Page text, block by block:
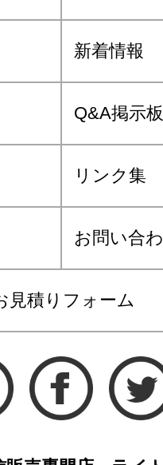
新着情報
Q&A掲示板
リンク集
お問い合
見積りフォーム